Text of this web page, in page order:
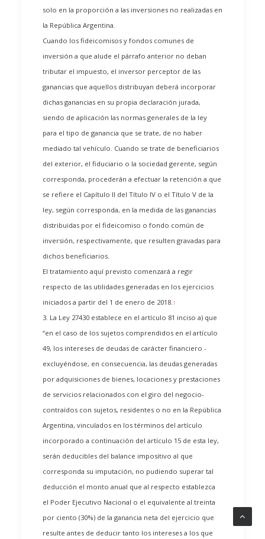
solo en la proporción a las inversiones no realizadas en
la República Argentina.
Cuando los fideicomisos y fondos comunes de
inversión a que alude el párrafo anterior no deban
tributar el impuesto, el inversor perceptor de las
ganancias que aquellos distribuyan deberá incorporar
dichas ganancias en su propia declaración jurada,
siendo de aplicación las normas generales de la ley
para el tipo de ganancia que se trate, de no haber
mediado tal vehículo. Cuando se trate de beneficiarios
del exterior, el fiduciario o la sociedad gerente, según
corresponda, procederán a efectuar la retención a que
se refiere el Capítulo II del Título IV o el Título V de la
ley, según corresponda, en la medida de las ganancias
distribuidas por el fideicomiso o fondo común de
inversión, respectivamente, que resulten gravadas para
dichos beneficiarios.
El tratamiento aquí previsto comenzará a regir
respecto de las utilidades generadas en los ejercicios
iniciados a partir del 1 de enero de 2018.↑
3. La Ley 27430 establece en el artículo 81 inciso a) que
“en el caso de los sujetos comprendidos en el artículo
49, los intereses de deudas de carácter financiero -
excluyéndose, en consecuencia, las deudas generadas
por adquisiciones de bienes, locaciones y prestaciones
de servicios relacionados con el giro del negocio-
contraídos con sujetos, residentes o no en la República
Argentina, vinculados en los términos del artículo
incorporado a continuación del artículo 15 de esta ley,
serán deducibles del balance impositivo al que
corresponda su imputación, no pudiendo superar tal
deducción el monto anual que al respecto establezca
el Poder Ejecutivo Nacional o el equivalente al treinta
por ciento (30%) de la ganancia neta del ejercicio que
resulte antes de deducir tanto los intereses a los que